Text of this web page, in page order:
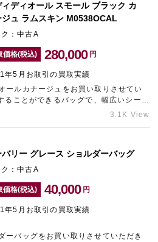
ィディオール スモール ブラック カ
ジュ ラムスキン M0538OCAL
：中古A
価格(税込) 280,000 円
年5月お取引の買取実績
ールカナージュをお買い取りさせてい
ることができるバッグで、幅広いシーン
ムです。特にラムスキンのお品物は人
ち込みいただけますと高価買取に繋が
考えの方はいらっしゃいませんでしょ
ッグやお財布、小物など様々なお品物
りさせていただきます。ご相談のみで
軽にご相談ください！
3.1K View
バリー グレース ショルダーバッグ
：中古A
価格(税込) 40,000 円
年5月お取引の買取実績
ーバッグをお買い取りさせていただき